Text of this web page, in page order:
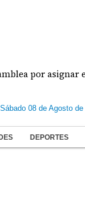
asignar
Sábado 08 de Agosto de
DEPORTES